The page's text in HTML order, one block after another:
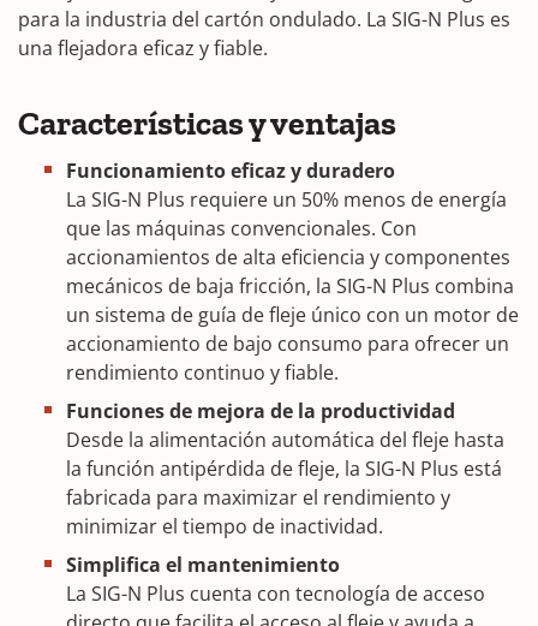
para la industria del cartón ondulado. La SIG-N Plus es
una flejadora eficaz y fiable.
Características y ventajas
Funcionamiento eficaz y duradero
La SIG-N Plus requiere un 50% menos de energía
que las máquinas convencionales. Con
accionamientos de alta eficiencia y componentes
mecánicos de baja fricción, la SIG-N Plus combina
un sistema de guía de fleje único con un motor de
accionamiento de bajo consumo para ofrecer un
rendimiento continuo y fiable.
Funciones de mejora de la productividad
Desde la alimentación automática del fleje hasta
la función antipérdida de fleje, la SIG-N Plus está
fabricada para maximizar el rendimiento y
minimizar el tiempo de inactividad.
Simplifica el mantenimiento
La SIG-N Plus cuenta con tecnología de acceso